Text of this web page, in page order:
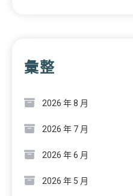
彙整
2026 年 8 月
2026 年 7 月
2026 年 6 月
2026 年 5 月